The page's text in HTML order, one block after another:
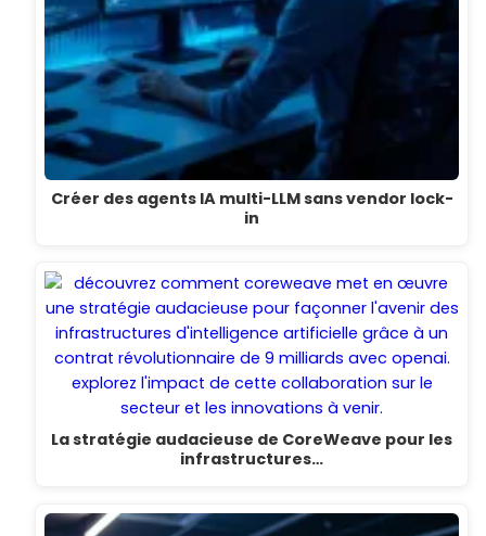
Créer des agents IA multi-LLM sans vendor lock-
in
La stratégie audacieuse de CoreWeave pour les
infrastructures…